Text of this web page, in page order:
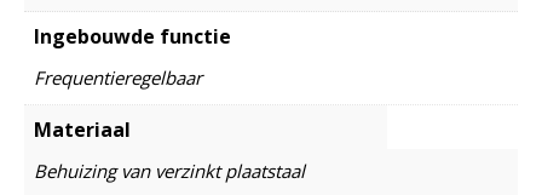
Ingebouwde functie
Frequentieregelbaar
Materiaal
Behuizing van verzinkt plaatstaal